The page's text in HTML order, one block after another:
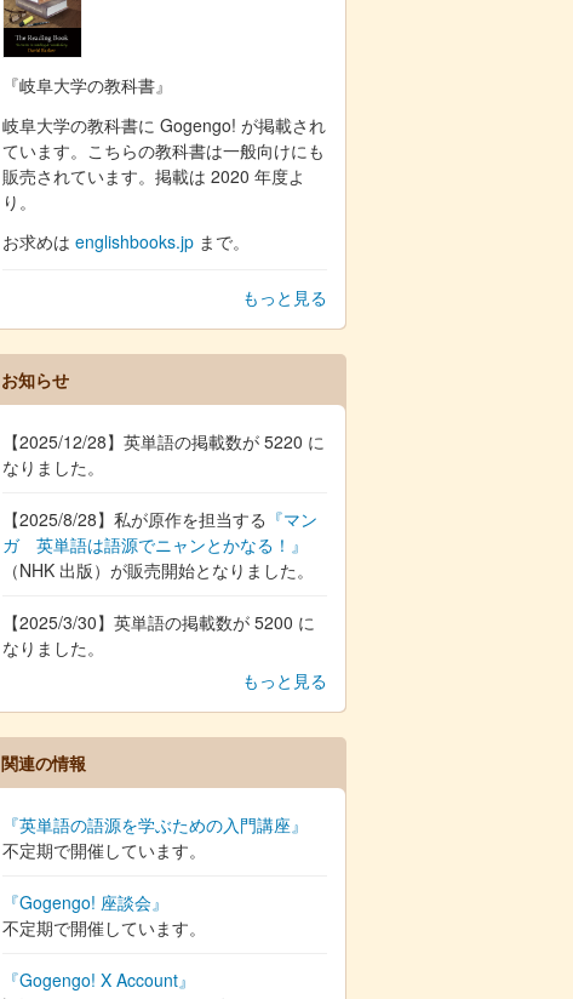
『岐阜大学の教科書』
岐阜大学の教科書に Gogengo! が掲載され
ています。こちらの教科書は一般向けにも
販売されています。掲載は 2020 年度よ
り。
お求めは englishbooks.jp まで。
もっと見る
お知らせ
【2025/12/28】英単語の掲載数が 5220 に
なりました。
【2025/8/28】私が原作を担当する 『マン
ガ 英単語は語源でニャンとかなる！』
（NHK 出版）が販売開始となりました。
【2025/3/30】英単語の掲載数が 5200 に
なりました。
もっと見る
関連の情報
『英単語の語源を学ぶための入門講座』
不定期で開催しています。
『Gogengo! 座談会』
不定期で開催しています。
『Gogengo! X Account』